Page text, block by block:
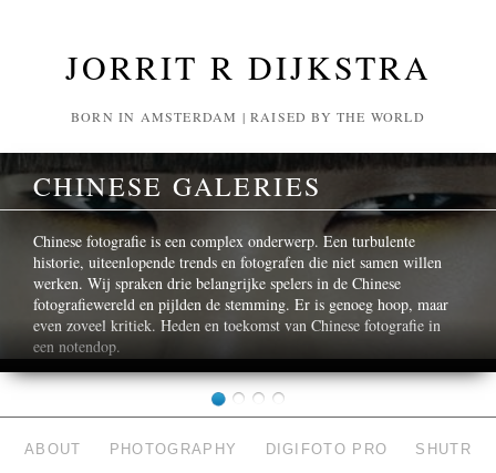
JORRIT R DIJKSTRA
BORN IN AMSTERDAM | RAISED BY THE WORLD
CHINESE GALERIES
Chinese fotografie is een complex onderwerp. Een turbulente
historie, uiteenlopende trends en fotografen die niet samen willen
werken. Wij spraken drie belangrijke spelers in de Chinese
fotografiewereld en pijlden de stemming. Er is genoeg hoop, maar
even zoveel kritiek. Heden en toekomst van Chinese fotografie in
een notendop.
ABOUT PHOTOGRAPHY DIGIFOTO PRO SHUTR